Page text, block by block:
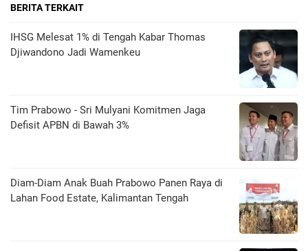
BERITA TERKAIT
IHSG Melesat 1% di Tengah Kabar Thomas
Djiwandono Jadi Wamenkeu
Tim Prabowo - Sri Mulyani Komitmen Jaga
Defisit APBN di Bawah 3%
Diam-Diam Anak Buah Prabowo Panen Raya di
Lahan Food Estate, Kalimantan Tengah